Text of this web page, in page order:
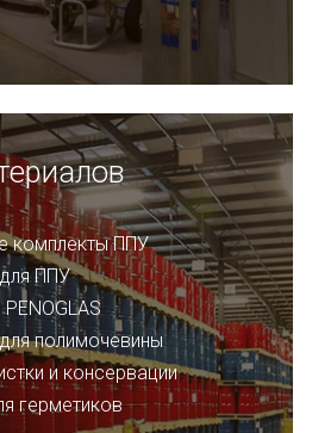
комплекты ППУ
ППУ
полимочевины
и консервации
герметиков